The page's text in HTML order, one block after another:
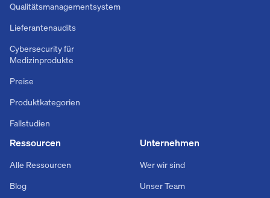
Qualitätsmanagementsystem
Lieferantenaudits
Cybersecurity für
Medizinprodukte
Preise
Produktkategorien
Fallstudien
Ressourcen
Alle Ressourcen
Blog
Unternehmen
Wer wir sind
Unser Team